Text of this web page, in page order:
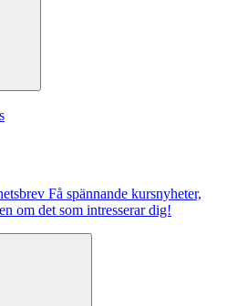
Få spännande kursnyheter,
om det som intresserar dig!